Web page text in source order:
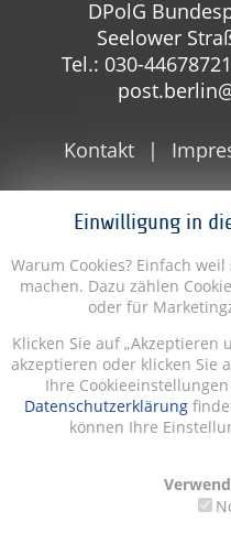
Einwilligung in
Warum Cookies? Einfach
machen. Dazu zählen
oder für
Klicken Sie auf
akzeptieren oder klicken Sie
Ihre
Datenschutzerklärung
können Ihre
DPolG
Seelower
Tel.: 030-
Kontakt